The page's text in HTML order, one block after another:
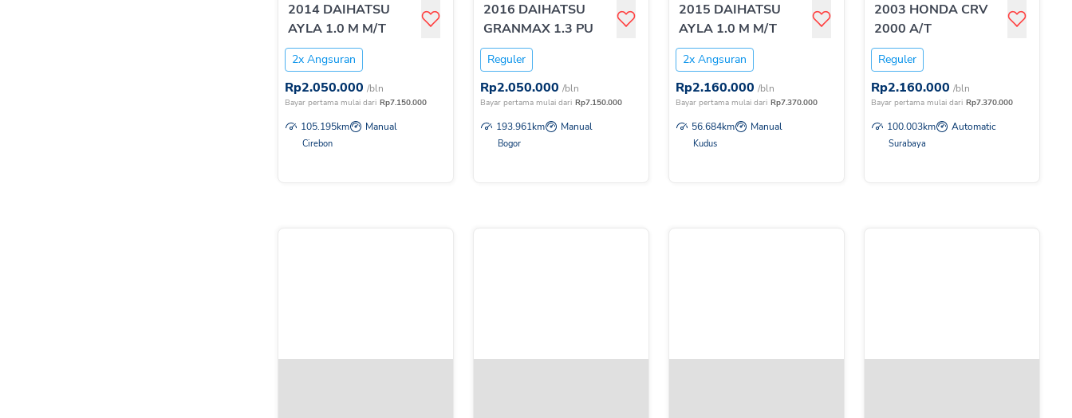
2014 DAIHATSU
AYLA 1.0 M M/T
2x Angsuran
Rp2.050.000 /bln
Bayar pertama mulai dari Rp7.150.000
105.195km Manual
Cirebon
2016 DAIHATSU
GRANMAX 1.3 PU
Reguler
Rp2.050.000 /bln
Bayar pertama mulai dari Rp7.150.000
193.961km Manual
Bogor
2015 DAIHATSU
AYLA 1.0 M M/T
2x Angsuran
Rp2.160.000 /bln
Bayar pertama mulai dari Rp7.370.000
56.684km Manual
Kudus
2003 HONDA CRV
2000 A/T
Reguler
Rp2.160.000 /bln
Bayar pertama mulai dari Rp7.370.000
100.003km Automatic
Surabaya